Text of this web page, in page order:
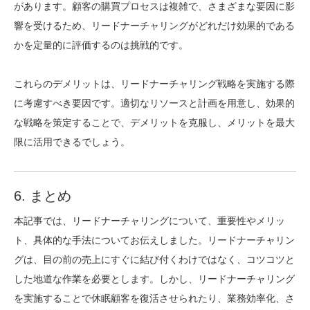
があります。顧客の購買プロセスは複雑で、さまざまな要因に影
響を受けるため、リードナーチャリングがどれだけ効果的である
かを定量的に評価するのは挑戦的です。
これらのデメリットは、リードナーチャリング戦略を実施する際
に考慮すべき要因です。適切なリソースと計画を用意し、効果的
な戦略を策定することで、デメリットを克服し、メリットを最大
限に活用できるでしょう。
6. まとめ
本記事では、リードナーチャリングについて、重要性やメリッ
ト、具体的な手法についてお伝えしました。
リードナーチャリン
グは、目の前の売上にすぐに結び付くわけではなく、コツコツと
した地道な作業を必要とします。しかし、リードナーチャリング
を実施することで休眠顧客を復活させられたり、業務効率化、さ